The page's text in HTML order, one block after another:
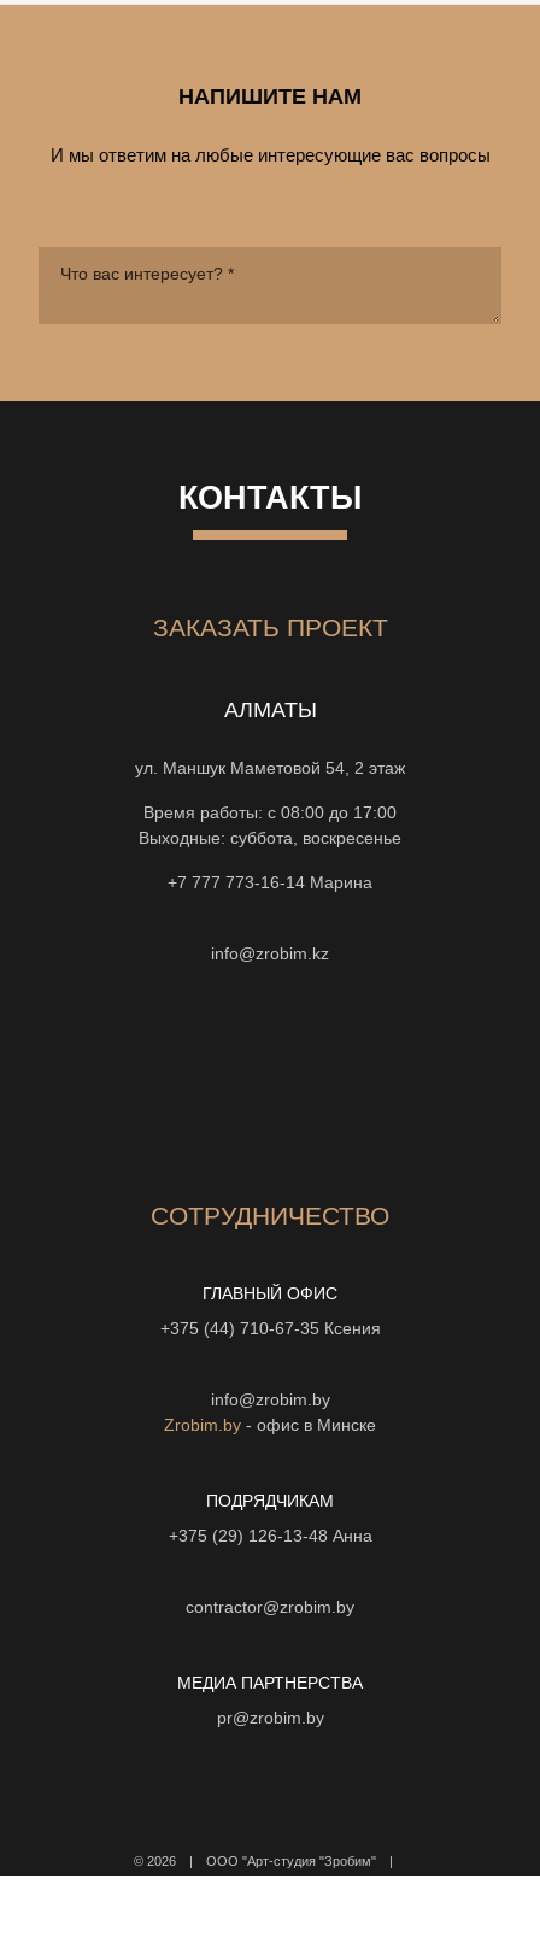
НАПИШИТЕ НАМ
И мы ответим на любые интересующие вас вопросы
КОНТАКТЫ
ЗАКАЗАТЬ ПРОЕКТ
АЛМАТЫ
ул. Маншук Маметовой 54, 2 этаж
Время работы: с 08:00 до 17:00
Выходные: суббота, воскресенье
+7 777 773-16-14 Марина
info@zrobim.kz
СОТРУДНИЧЕСТВО
ГЛАВНЫЙ ОФИС
+375 (44) 710-67-35 Ксения
info@zrobim.by
Zrobim.by - офис в Минске
ПОДРЯДЧИКАМ
+375 (29) 126-13-48 Анна
contractor@zrobim.by
МЕДИА ПАРТНЕРСТВА
pr@zrobim.by
© 2026 | ООО "Арт-студия "Зробим" |